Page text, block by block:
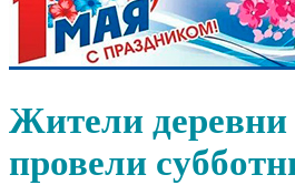
Жители
провели